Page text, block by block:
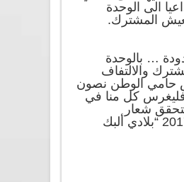
الى الوحدة
المشترك.
… بالوحدة
والالتفاف
حامي الوطن نصون
فليغرس كل منا في
شعار
الاستقلال 2017 “بلادي ألبك